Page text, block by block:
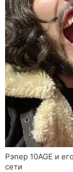
Рэпер 10AGE и
сети